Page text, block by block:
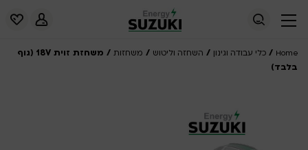
Home
/ כלי עבודה וגינון / השחזה וליטוש / משחזות
/ משחזת זוית 18V (גוף
בלבד)